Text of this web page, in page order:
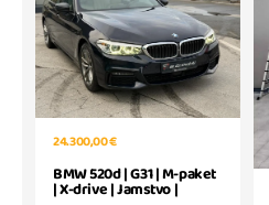
24.300,00 €
BMW 520d | G31 | M-paket
| X-drive | Jamstvo |